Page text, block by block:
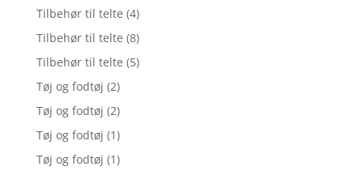
Tilbehør til telte (4)
Tilbehør til telte (8)
Tilbehør til telte (5)
Tøj og fodtøj (2)
Tøj og fodtøj (2)
Tøj og fodtøj (1)
Tøj og fodtøj (1)